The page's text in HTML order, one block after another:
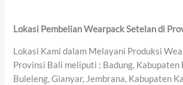
Lokasi Pembelian Wearpack Setelan di
Lokasi Kami dalam Melayani Produksi
Provinsi Bali meliputi : Badung, Kabupaten
Buleleng, Gianyar, Jembrana, Kabupaten